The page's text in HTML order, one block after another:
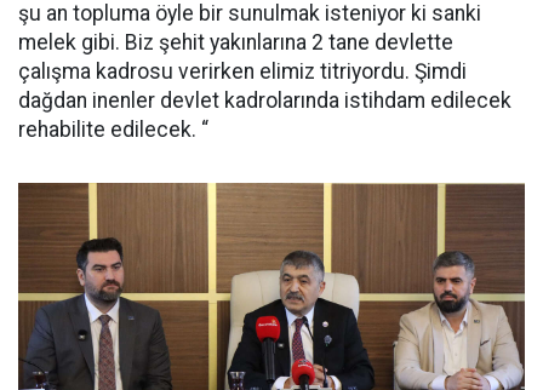
şu an topluma öyle bir sunulmak isteniyor ki sanki
melek gibi. Biz şehit yakınlarına 2 tane devlette
çalışma kadrosu verirken elimiz titriyordu. Şimdi
dağdan inenler devlet kadrolarında istihdam edilecek
rehabilite edilecek. “